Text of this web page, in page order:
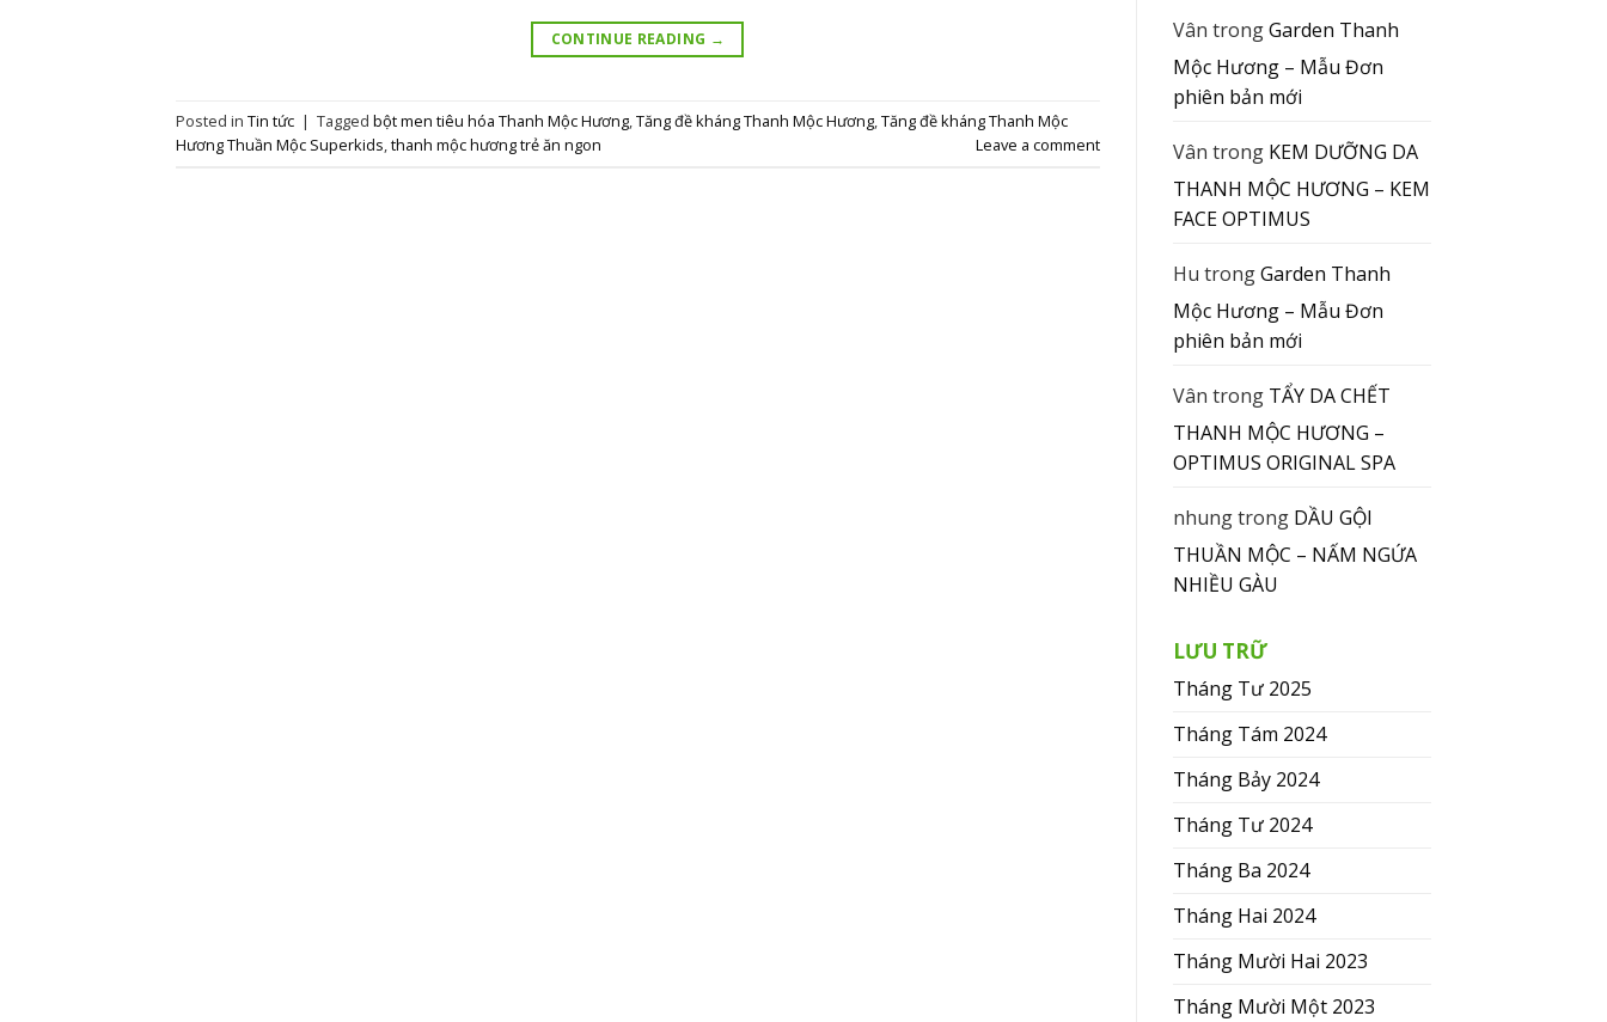
CONTINUE READING →
Posted in Tin tức | Tagged bột men tiêu hóa Thanh Mộc Hương,Tăng đề kháng Thanh Mộc Hương,Tăng đề kháng Thanh Mộc
Hương Thuần Mộc Superkids,thanh mộc hương trẻ ăn ngon Leave a comment
Vân trongGarden Thanh
Mộc Hương – Mẫu Đơn
phiên bản mới
Vân trong KEM DƯỠNG DA
THANH MỘC HƯƠNG – KEM
FACE OPTIMUS
Hu trongGarden Thanh
Mộc Hương – Mẫu Đơn
phiên bản mới
Vân trong TẨY DA CHẾT
THANH MỘC HƯƠNG –
OPTIMUS ORIGINAL SPA
nhungtrong DẦU GỘI
THUẦN MỘC – NẤM NGỨA
NHIỀU GÀU
LƯU TRỮ
Tháng Tư 2025
Tháng Tám 2024
Tháng Bảy 2024
Tháng Tư 2024
Tháng Ba 2024
Tháng Hai 2024
Tháng Mười Hai 2023
Tháng Mười Một 2023